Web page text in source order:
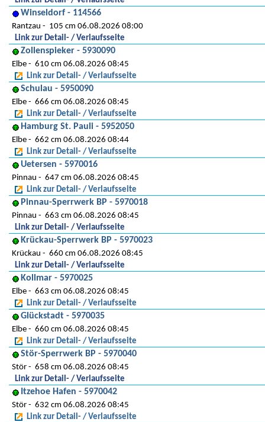
Winseldorf - 114566
Rantzau
105 cm 06.08.2026 08:00
Link zur Detail- / Verlaufsseite
Zollenspieker - 5930090
Elbe
610 cm 06.08.2026 08:45
Link zur Detail- / Verlaufsseite
Schulau - 5950090
Elbe
666 cm 06.08.2026 08:45
Link zur Detail- / Verlaufsseite
Hamburg St. Pauli - 5952050
Elbe
662 cm 06.08.2026 08:44
Link zur Detail- / Verlaufsseite
Uetersen - 5970016
Pinnau
647 cm 06.08.2026 08:45
Link zur Detail- / Verlaufsseite
Pinnau-Sperrwerk BP - 5970018
Pinnau
663 cm 06.08.2026 08:45
Link zur Detail- / Verlaufsseite
Krückau-Sperrwerk BP - 5970023
Krückau
660 cm 06.08.2026 08:45
Link zur Detail- / Verlaufsseite
Kollmar - 5970025
Elbe
663 cm 06.08.2026 08:45
Link zur Detail- / Verlaufsseite
Glückstadt - 5970035
Elbe
660 cm 06.08.2026 08:45
Link zur Detail- / Verlaufsseite
Stör-Sperrwerk BP - 5970040
Stör
658 cm 06.08.2026 08:45
Link zur Detail- / Verlaufsseite
Itzehoe Hafen - 5970042
Stör
632 cm 06.08.2026 08:45
Link zur Detail- / Verlaufsseite